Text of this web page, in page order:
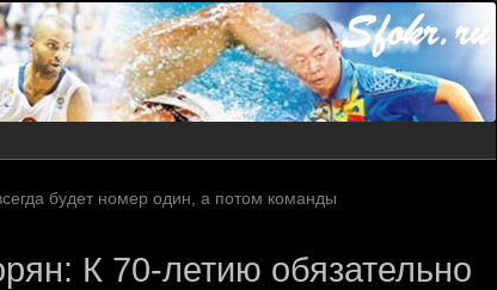
будет номер один, а потом команды
К 70-летию обязательно